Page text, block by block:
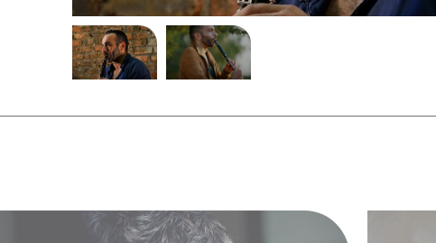
Modifier la slide de ce carousel modifiera